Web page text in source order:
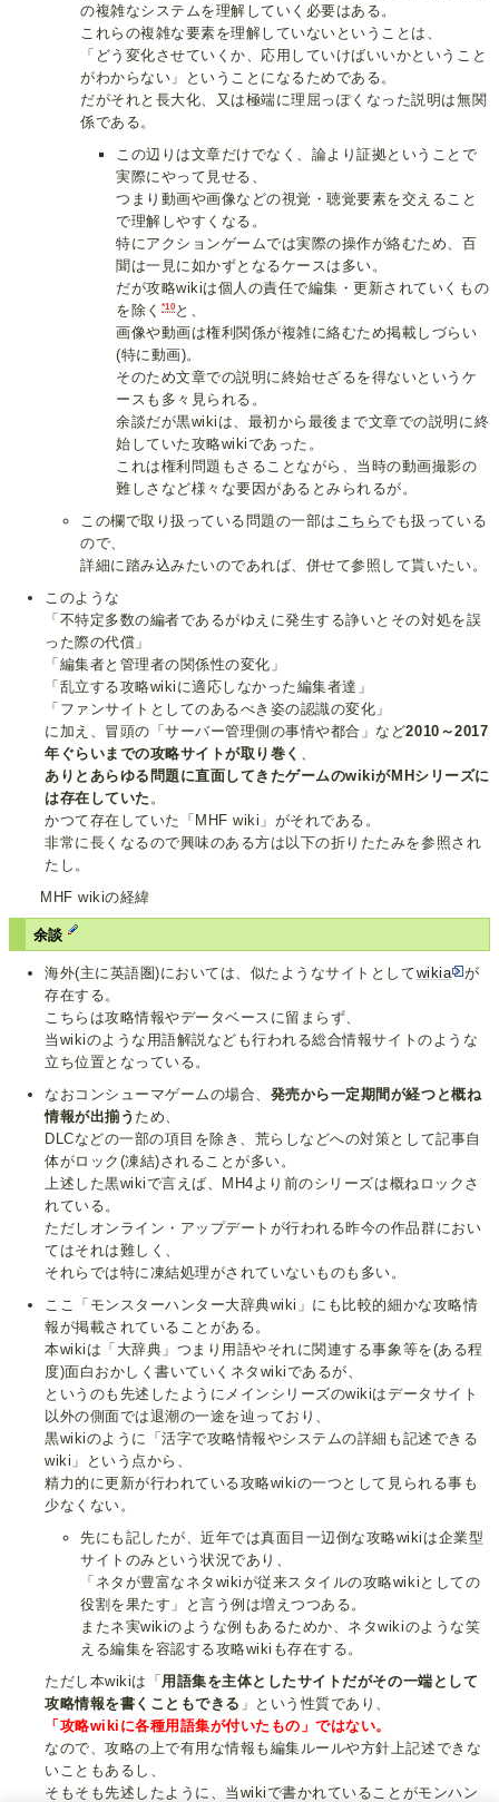
の複雑なシステムを理解していく必要はある。
これらの複雑な要素を理解していないということは、
「どう変化させていくか、応用していけばいいかということ
がわからない」ということになるためである。
だがそれと長大化、又は極端に理屈っぽくなった説明は無関
係である。
この辺りは文章だけでなく、論より証拠ということで
実際にやって見せる、
つまり動画や画像などの視覚・聴覚要素を交えること
で理解しやすくなる。
特にアクションゲームでは実際の操作が絡むため、百
聞は一見に如かずとなるケースは多い。
だが攻略wikiは個人の責任で編集・更新されていくもの
を除く *10 と、
画像や動画は権利関係が複雑に絡むため掲載しづらい
(特に動画)。
そのため文章での説明に終始せざるを得ないというケ
ースも多々見られる。
余談だが黒wikiは、最初から最後まで文章での説明に終
始していた攻略wikiであった。
これは権利問題もさることながら、当時の動画撮影の
難しさなど様々な要因があるとみられるが。
この欄で取り扱っている問題の一部は こちらでも扱っている
ので、
詳細に踏み込みたいのであれば、併せて参照して貰いたい。
このような
「不特定多数の編者であるがゆえに発生する諍いとその対処を誤
った際の代償」
「編集者と管理者の関係性の変化」
「乱立する攻略wikiに適応しなかった編集者達」
「ファンサイトとしてのあるべき姿の認識の変化」
に加え、冒頭の「サーバー管理側の事情や都合」など2010～2017
年ぐらいまでの攻略サイトが取り巻く 、
ありとあらゆる問題に直面してきたゲームのwikiがMHシリーズに
は存在していた 。
かつて存在していた「MHF wiki」がそれである。
非常に長くなるので興味のある方は以下の折りたたみを参照され
たし。
MHF wikiの経緯
余談
海外(主に英語圏)においては、似たようなサイトとしてwikia
が
存在する。
こちらは攻略情報やデータベースに留まらず、
当wikiのような用語解説なども行われる総合情報サイトのような
立ち位置となっている。
なおコンシューマゲームの場合、 発売から一定期間が経つと概ね
情報が出揃う ため、
DLCなどの一部の項目を除き、荒らしなどへの対策として記事自
体がロック(凍結)されることが多い。
上述した黒wikiで言えば、MH4より前のシリーズは概ねロックさ
れている。
ただしオンライン・アップデートが行われる昨今の作品群におい
てはそれは難しく、
それらでは特に凍結処理がされていないものも多い。
ここ「モンスターハンター大辞典wiki」にも比較的細かな攻略情
報が掲載されていることがある。
本wikiは「大辞典」つまり用語やそれに関連する事象等を(ある程
度)面白おかしく書いていくネタwikiであるが、
というのも先述したようにメインシリーズのwikiはデータサイト
以外の側面では退潮の一途を辿っており、
黒wikiのように「活字で攻略情報やシステムの詳細も記述できる
wiki」という点から、
精力的に更新が行われている攻略wikiの一つとして見られる事も
少なくない。
先にも記したが、近年では真面目一辺倒な攻略wikiは企業型
サイトのみという状況であり、
「ネタが豊富なネタwikiが従来スタイルの攻略wikiとしての
役割を果たす」と言う例は増えつつある。
またネ実wikiのような例もあるためか、ネタwikiのような笑
える編集を容認する攻略wikiも存在する。
ただし本wikiは「 用語集を主体としたサイトだがその一端として
攻略情報を書くこともできる 」という性質であり、
「攻略wikiに各種用語集が付いたもの」ではない。
なので、攻略の上で有用な情報も編集ルールや方針上記述できな
いこともあるし、
そもそも先述したように、当wikiで書かれていることがモンハン